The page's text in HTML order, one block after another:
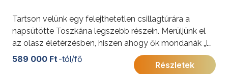
Tartson velünk egy felejthetetlen csillagtúrára a
napsütötte Toszkána legszebb részein. Merüljünk el
az olasz életérzésben, hiszen ahogy ők mondanák „la
vita è troppo corta per non essere felici” vagyis „az
élet túl rövid, hogy ne legyünk boldogok”.
589 000 Ft-tól/fő
Részletek